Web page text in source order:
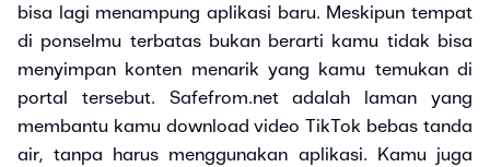
bisa lagi menampung aplikasi baru. Meskipun tempat
di ponselmu terbatas bukan berarti kamu tidak bisa
menyimpan konten menarik yang kamu temukan di
portal tersebut. Safefrom.net adalah laman yang
membantu kamu download video TikTok bebas tanda
air, tanpa harus menggunakan aplikasi. Kamu juga